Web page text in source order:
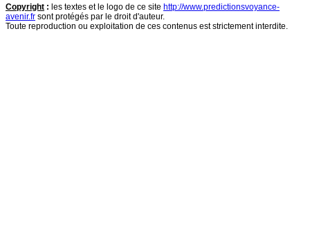
Copyright : les textes et le logo de ce site http://www.predictionsvoyance-
avenir.fr sont protégés par le droit d'auteur.
Toute reproduction ou exploitation de ces contenus est strictement interdite.